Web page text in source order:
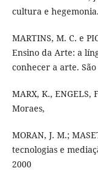
cultura e
MARTINS, M. C. e
Ensino da Arte: a
conhecer a arte. São
MARX, K., ENGELS,
Moraes,
MORAN, J. M.;
tecnologias e
2000